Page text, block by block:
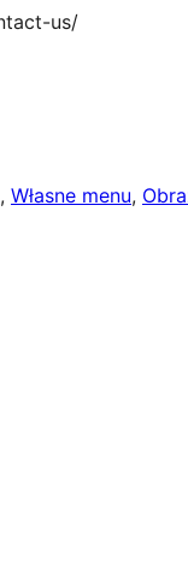
us/
, Własne menu,